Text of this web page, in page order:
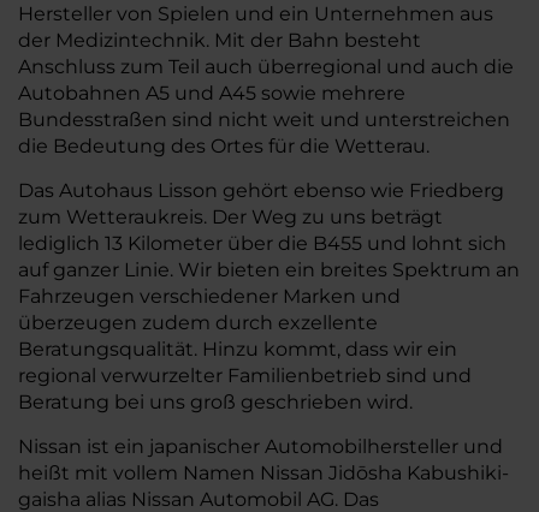
Hersteller von Spielen und ein Unternehmen aus
der Medizintechnik. Mit der Bahn besteht
Anschluss zum Teil auch überregional und auch die
Autobahnen A5 und A45 sowie mehrere
Bundesstraßen sind nicht weit und unterstreichen
die Bedeutung des Ortes für die Wetterau.
Das Autohaus Lisson gehört ebenso wie Friedberg
zum Wetteraukreis. Der Weg zu uns beträgt
lediglich 13 Kilometer über die B455 und lohnt sich
auf ganzer Linie. Wir bieten ein breites Spektrum an
Fahrzeugen verschiedener Marken und
überzeugen zudem durch exzellente
Beratungsqualität. Hinzu kommt, dass wir ein
regional verwurzelter Familienbetrieb sind und
Beratung bei uns groß geschrieben wird.
Nissan ist ein japanischer Automobilhersteller und
heißt mit vollem Namen Nissan Jidōsha Kabushiki-
gaisha alias Nissan Automobil AG. Das